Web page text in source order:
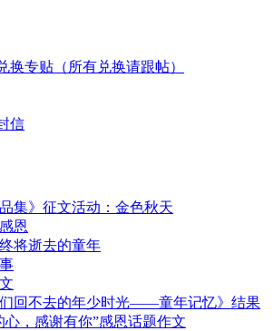
换专贴（所有兑换请跟帖）
信
集》征文活动：金色秋天
恩
将逝去的童年
回不去的年少时光——童年记忆》结果
，感谢有你”感恩话题作文